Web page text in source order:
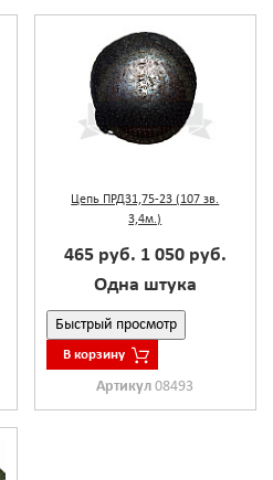
Цепь ПРД31,75-23 (107 зв.
3,4м.)
465 руб. 1 050 руб.
Одна штука
Быстрый просмотр
В корзину
Артикул08493